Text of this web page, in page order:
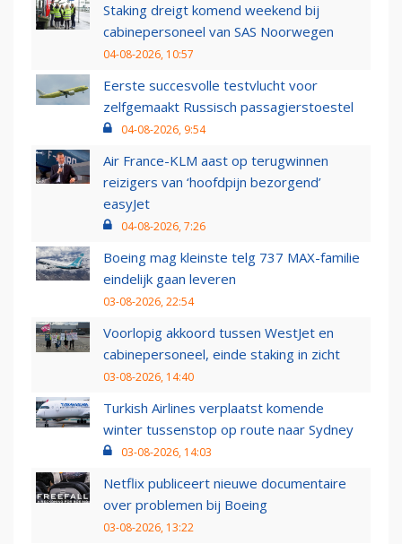
Staking dreigt komend weekend bij
cabinepersoneel van SAS Noorwegen
04-08-2026, 10:57
Eerste succesvolle testvlucht voor
zelfgemaakt Russisch passagierstoestel
04-08-2026, 9:54
Air France-KLM aast op terugwinnen
reizigers van ‘hoofdpijn bezorgend’
easyJet
04-08-2026, 7:26
Boeing mag kleinste telg 737 MAX-familie
eindelijk gaan leveren
03-08-2026, 22:54
Voorlopig akkoord tussen WestJet en
cabinepersoneel, einde staking in zicht
03-08-2026, 14:40
Turkish Airlines verplaatst komende
winter tussenstop op route naar Sydney
03-08-2026, 14:03
Netflix publiceert nieuwe documentaire
over problemen bij Boeing
03-08-2026, 13:22